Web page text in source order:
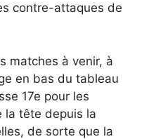
contre-attaques de
matches à venir, à
en bas du tableau
17e pour les
la tête depuis la
de sorte que la